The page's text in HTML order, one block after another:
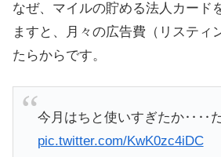
なぜ、マイルの貯める法人カード
ますと、月々の広告費（リスティ
たらからです。
今月はちと使いすぎたか‥‥
pic.twitter.com/KwK0zc4iDC